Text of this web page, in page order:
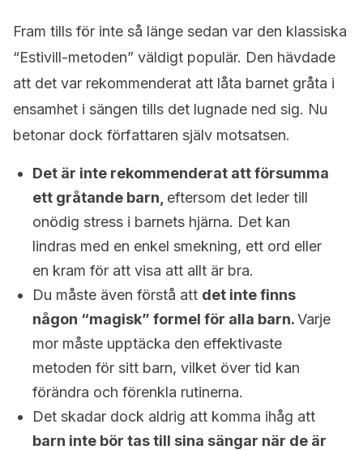
Fram tills för inte så länge sedan var den klassiska
“Estivill-metoden” väldigt populär. Den hävdade
att det var rekommenderat att låta barnet gråta i
ensamhet i sängen tills det lugnade ned sig. Nu
betonar dock författaren själv motsatsen.
Det är inte rekommenderat att försumma
ett gråtande barn, eftersom det leder till
onödig stress i barnets hjärna. Det kan
lindras med en enkel smekning, ett ord eller
en kram för att visa att allt är bra.
Du måste även förstå att det inte finns
någon “magisk” formel för alla barn.Varje
mor måste upptäcka den effektivaste
metoden för sitt barn, vilket över tid kan
förändra och förenkla rutinerna.
Det skadar dock aldrig att komma ihåg att
barn inte bör tas till sina sängar när de är